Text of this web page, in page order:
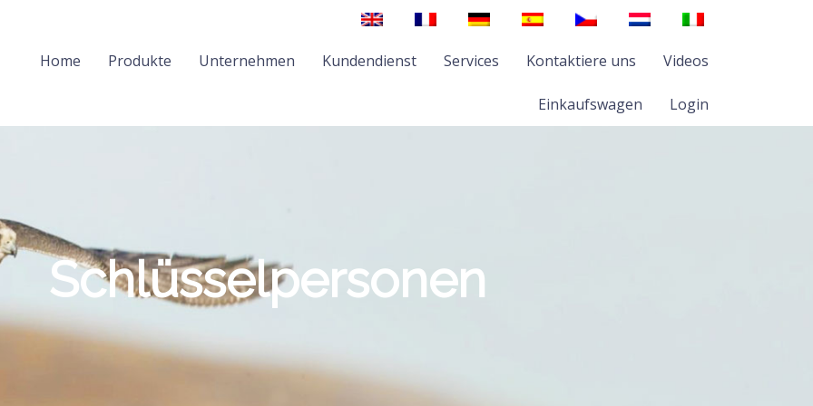
Home Produkte Unternehmen Kundendienst Services Kontaktiere uns Videos
Einkaufswagen Login
Schlüsselpersonen